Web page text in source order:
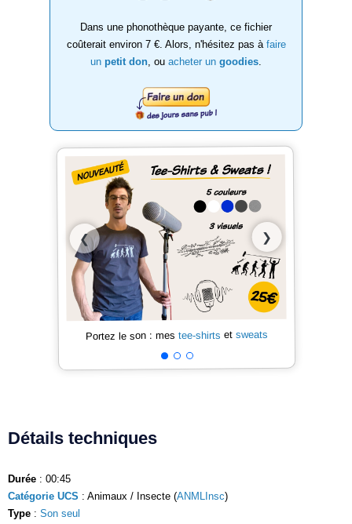
Dans une phonothèque payante, ce fichier
coûterait environ 7 €. Alors, n'hésitez pas à faire
un petit don , ou acheter un goodies
❮ ❯
Portez le son : mes tee-shirts et sweats
Détails techniques
Durée : 00:45
Catégorie UCS : Animaux / Insecte (ANMLInsc)
Type : Son seul